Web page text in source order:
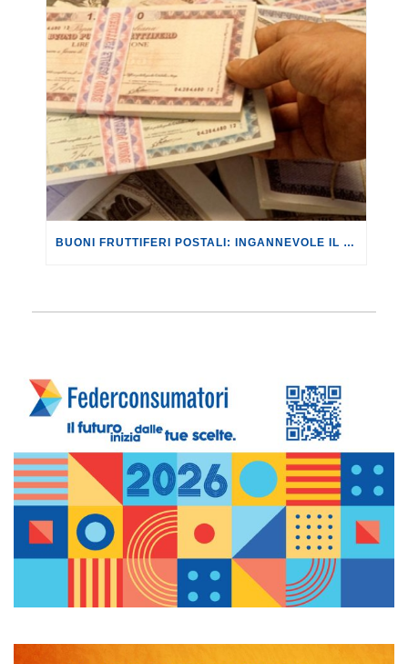
BUONI FRUTTIFERI POSTALI: INGANNEVOLE IL COMPORTAMENTO DI POSTE ITALIANE SUI BUONI POSTALI A TERMINE DICHIARATI PRESCRITTI.